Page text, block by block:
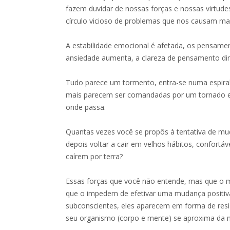
fazem duvidar de nossas forças e nossas
círculo vicioso de problemas que nos causam
A estabilidade emocional é afetada, os
ansiedade aumenta, a clareza de pensamento
Tudo parece um tormento, entra-se numa
mais parecem ser comandadas por um tornado
onde passa.
Quantas vezes você se propôs à tentativa de
depois voltar a cair em velhos hábitos,
caírem por terra?
Essas forças que você não entende, mas que o
que o impedem de efetivar uma mudança
subconscientes, eles aparecem em forma de
seu organismo (corpo e mente) se aproxima da